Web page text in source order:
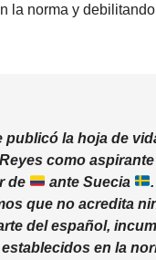
la norma y
publicó la hoja de
como aspirante
de
ante Suecia
.
que no acredita
del español,
en la